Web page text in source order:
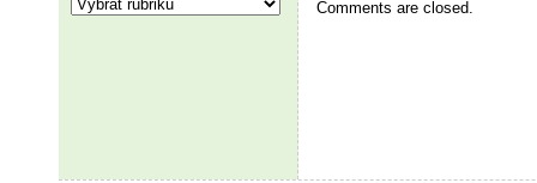
Comments are closed.